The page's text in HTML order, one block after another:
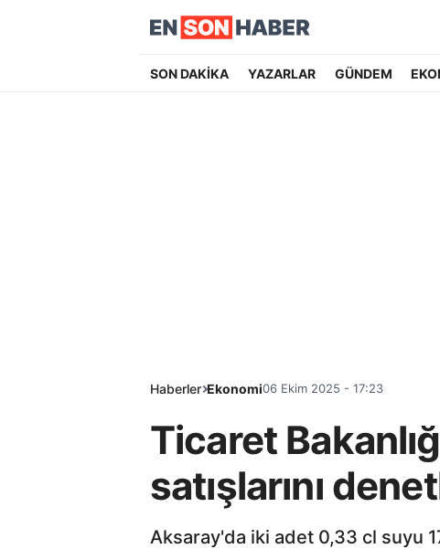
SON DAKİKA YAZARLAR GÜNDEM
Haberler Ekonomi06 Ekim 2025 - 17:23
Ticaret
satışlarını
Aksaray'da iki adet 0,33 cl suyu